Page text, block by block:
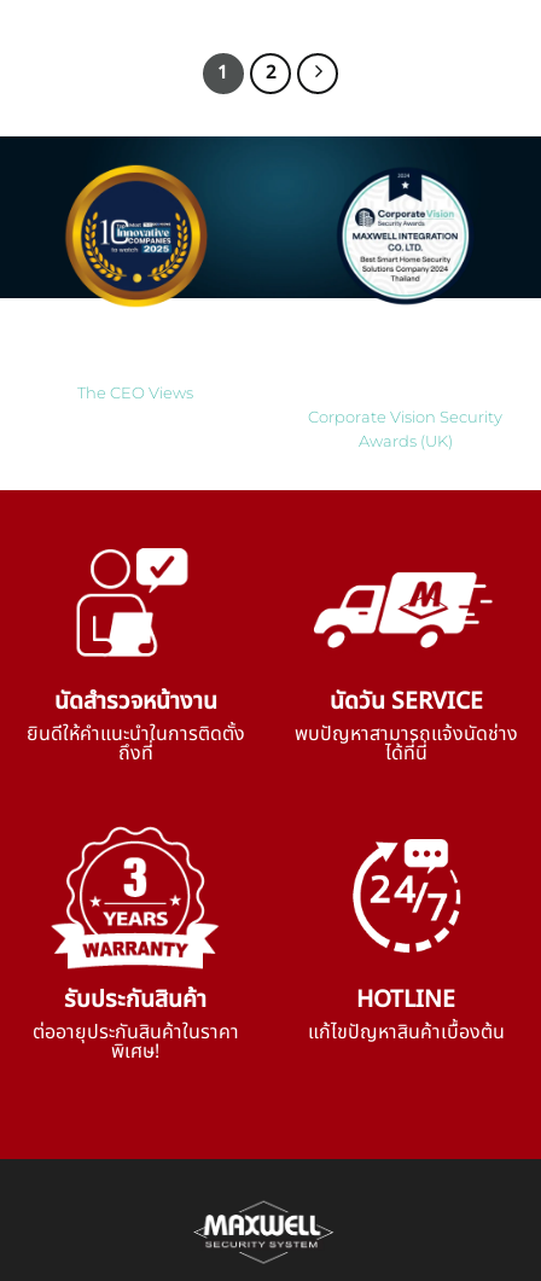
1 2
The CEO Views
Corporate Vision Security
Awards (UK)
นัดสำรวจหน้างาน
ยินดีให้คำแนะนำในการติดตั้ง
ถึงที่
นัดวัน SERVICE
พบปัญหาสามารถแจ้งนัดช่าง
ได้ที่นี่
รับประกันสินค้า
ต่ออายุประกันสินค้าในราคา
พิเศษ!
HOTLINE
แก้ไขปัญหาสินค้าเบื้องต้น